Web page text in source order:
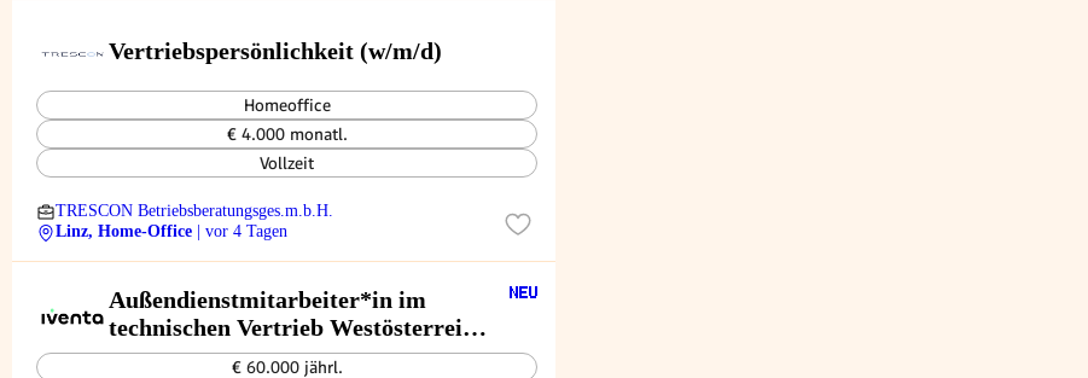
Vertriebspersönlichkeit (w/m/d)
Homeoffice
€ 4.000 monatl.
Vollzeit
TRESCON Betriebsberatungsges.m.b.H.
Linz, Home-Office
| vor 4 Tagen
Außendienstmitarbeiter*in im
technischen Vertrieb Westösterreich
(m/w/d)
€ 60.000 jährl.